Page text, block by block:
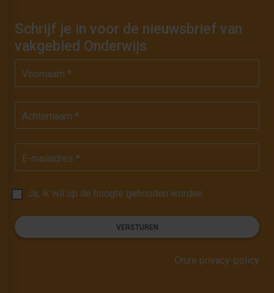
Schrijf je in voor de nieuwsbrief van
vakgebied Onderwijs
Voornaam *
Achternaam *
E-mailadres *
Ja, ik wil op de hoogte gehouden worden
VERSTUREN
Onze privacy-policy